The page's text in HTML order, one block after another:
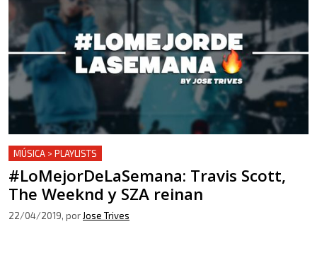
MÚSICA > PLAYLISTS
#LoMejorDeLaSemana: Travis Scott,
The Weeknd y SZA reinan
22/04/2019, por Jose Trives